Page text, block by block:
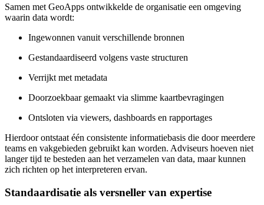
Samen met GeoApps ontwikkelde de organisatie een omgeving
waarin data wordt:
Ingewonnen vanuit verschillende bronnen
Gestandaardiseerd volgens vaste structuren
Verrijkt met metadata
Doorzoekbaar gemaakt via slimme kaartbevragingen
Ontsloten via viewers, dashboards en rapportages
Hierdoor ontstaat één consistente informatiebasis die door meerdere
teams en vakgebieden gebruikt kan worden. Adviseurs hoeven niet
langer tijd te besteden aan het verzamelen van data, maar kunnen
zich richten op het interpreteren ervan.
Standaardisatie als versneller van expertise